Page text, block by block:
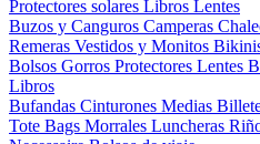
Protectores solares Libros Lentes
Buzos y Canguros Camperas
Remeras Vestidos y Monitos
Bolsos Gorros Protectores Lentes
Libros
Bufandas Cinturones Medias
Tote Bags Morrales Luncheras